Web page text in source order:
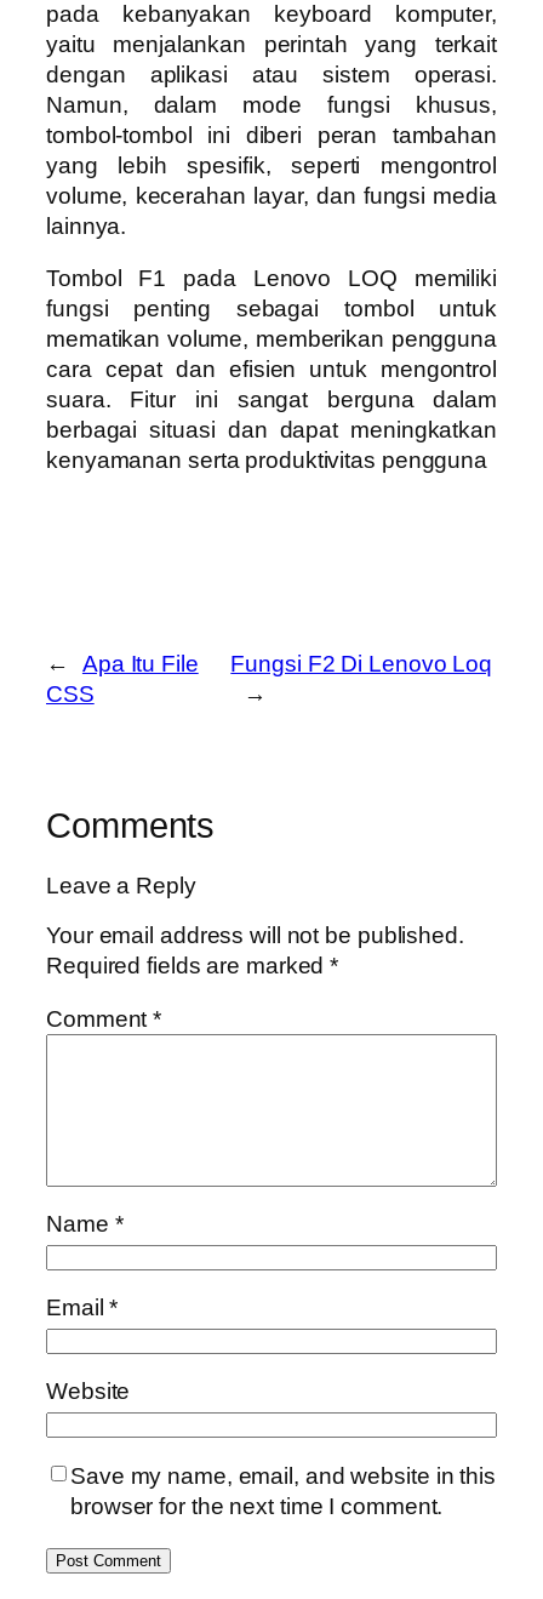
pada kebanyakan keyboard komputer,
yaitu menjalankan perintah yang terkait
dengan aplikasi atau sistem operasi.
Namun, dalam mode fungsi khusus,
tombol-tombol ini diberi peran tambahan
yang lebih spesifik, seperti mengontrol
volume, kecerahan layar, dan fungsi media
lainnya.
Tombol F1 pada Lenovo LOQ memiliki
fungsi penting sebagai tombol untuk
mematikan volume, memberikan pengguna
cara cepat dan efisien untuk mengontrol
suara. Fitur ini sangat berguna dalam
berbagai situasi dan dapat meningkatkan
kenyamanan serta produktivitas pengguna
←
Apa Itu File
CSS
Fungsi F2 Di Lenovo Loq
→
Comments
Leave a Reply
Your email address will not be published.
Required fields are marked*
Comment*
Name *
Email*
Website
Save my name, email, and website in this
browser for the next time I comment.